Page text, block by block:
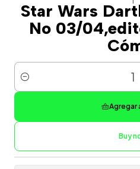
Star Wars
No 03/
Cantidad
Agregar
Buy